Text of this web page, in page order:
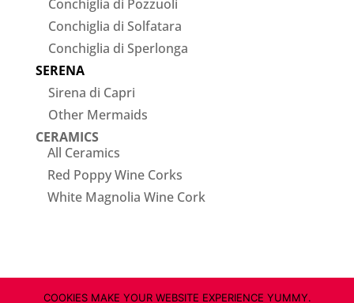
Conchiglia di Pozzuoli
Conchiglia di Solfatara
Conchiglia di Sperlonga
SERENA
Sirena di Capri
Other Mermaids
CERAMICS
All Ceramics
Red Poppy Wine Corks
White Magnolia Wine Cork
COOKIES MAKE YOUR WEBSITE EXPERIENCE YUMMY.